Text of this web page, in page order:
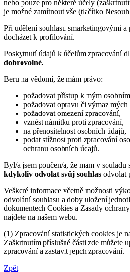
nebo pouze pro některé účely
je možné zamítnout vše (tlačítko
Při udělení souhlasu smarketingovými a
docházet k profilování.
Poskytnutí údajů k účelům zpracování
dobrovolné.
Beru na vědomí, že mám právo:
požadovat přístup k mým
požadovat opravu či výmaz mých
požadovat omezení zpracování,
vznést námitku proti zpracování,
na přenositelnost osobních údajů,
podat stížnost proti zpracování
ochranu osobních údajů.
Byl/a jsem poučen/a, že mám v souladu
kdykoliv odvolat svůj souhlas odvolat
Veškeré informace včetně možnosti
odvolání souhlasu a doby uložení
dokumentech Cookies a Zásady
najdete na našem webu.
(1) Zpracování statistických cookies je
Zaškrtnutím příslušné části zde můžete
zpracování a zastavit jejich zpracování.
Zpět